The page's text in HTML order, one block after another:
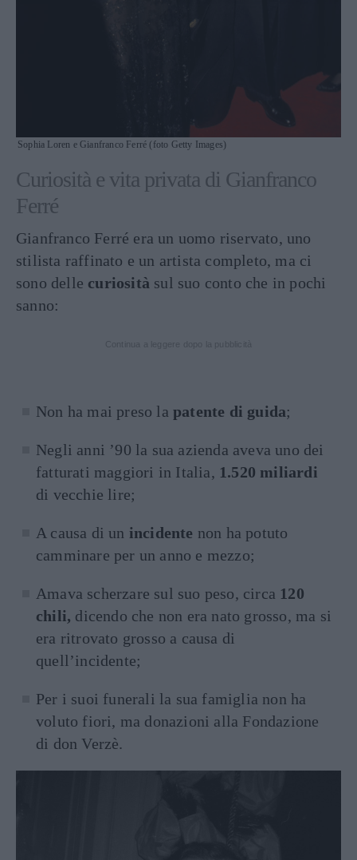
Sophia Loren e Gianfranco Ferré (foto Getty Images)
Curiosità e vita privata di Gianfranco
Ferré
Gianfranco Ferré era un uomo riservato, uno
stilista raffinato e un artista completo, ma ci
sono delle curiosità sul suo conto che in pochi
sanno:
Non ha mai preso la patente di guida;
Negli anni ’90 la sua azienda aveva uno dei
fatturati maggiori in Italia, 1.520 miliardi
di vecchie lire;
A causa di un incidente non ha potuto
camminare per un anno e mezzo;
Amava scherzare sul suo peso, circa 120
chili, dicendo che non era nato grosso, ma si
era ritrovato grosso a causa di
quell’incidente;
Per i suoi funerali la sua famiglia non ha
voluto fiori, ma donazioni alla Fondazione
di don Verzè.